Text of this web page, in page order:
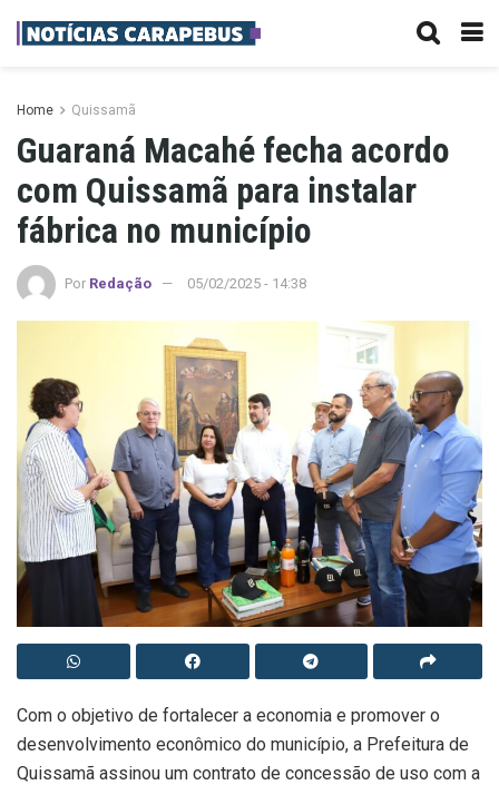
Home Quissamã
Guaraná Macahé fecha acordo
com Quissamã para instalar
fábrica no município
Por Redação 05/02/2025 - 14:38
Com o objetivo de fortalecer a economia e promover o
desenvolvimento econômico do município, a Prefeitura de
Quissamã assinou um contrato de concessão de uso com a